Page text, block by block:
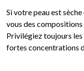
Si votre peau est
vous des
Privilégiez toujours les
fortes concentrations